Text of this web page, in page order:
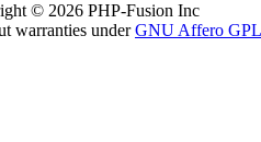
© 2026 PHP-Fusion Inc
warranties underGNU Affero GPL